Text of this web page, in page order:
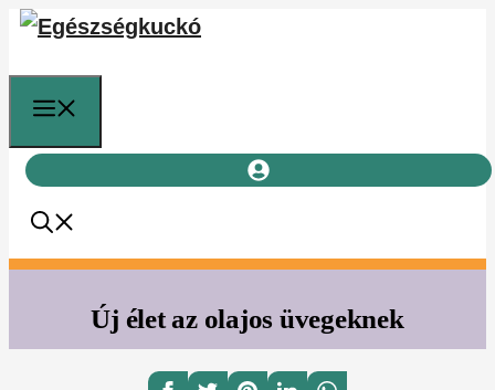
Kilépés
Új élet az olajos üvegeknek